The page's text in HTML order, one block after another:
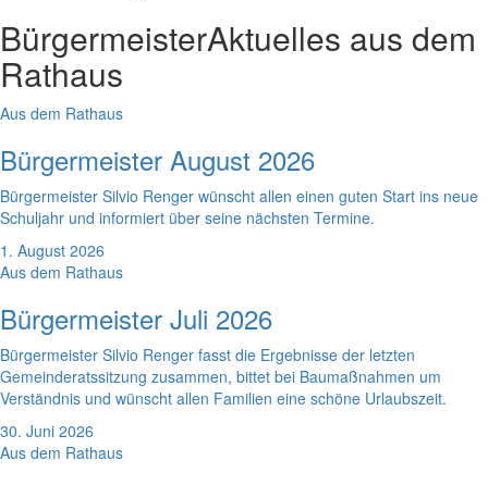
BürgermeisterAktuelles aus dem
Rathaus
Aus dem Rathaus
Bürgermeister August 2026
Bürgermeister Silvio Renger wünscht allen einen guten Start ins neue
Schuljahr und informiert über seine nächsten Termine.
1. August 2026
Aus dem Rathaus
Bürgermeister Juli 2026
Bürgermeister Silvio Renger fasst die Ergebnisse der letzten
Gemeinderatssitzung zusammen, bittet bei Baumaßnahmen um
Verständnis und wünscht allen Familien eine schöne Urlaubszeit.
30. Juni 2026
Aus dem Rathaus